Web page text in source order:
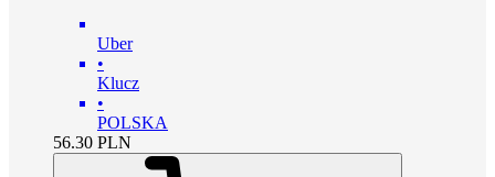
Uber
•
Klucz
•
POLSKA
56.30 PLN